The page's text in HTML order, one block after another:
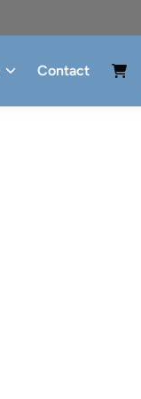
Contact